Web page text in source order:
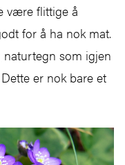
være flittige å
for å ha nok mat.
som igjen
er nok bare et